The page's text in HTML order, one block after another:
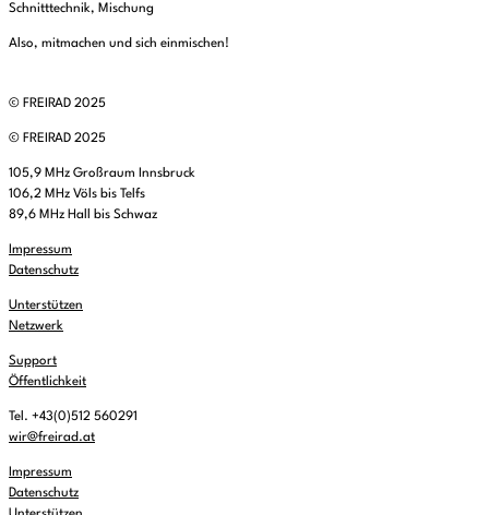
Schnitttechnik, Mischung
Also, mitmachen und sich einmischen!
© FREIRAD 2025
© FREIRAD 2025
105,9 MHz Großraum Innsbruck
106,2 MHz Völs bis Telfs
89,6 MHz Hall bis Schwaz
Impressum
Datenschutz
Unterstützen
Netzwerk
Support
Öffentlichkeit
Tel. +43(0)512 560291
wir@freirad.at
Impressum
Datenschutz